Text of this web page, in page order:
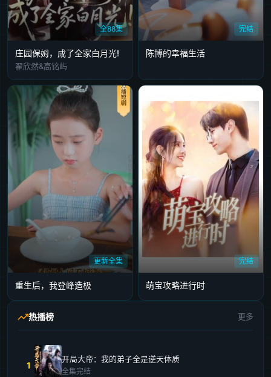
全88集
庄园保姆，成了全家白月光!
翟欣然&高铭屿
完结
陈博的幸福生活
更新全集
重生后，我登峰造极
完结
萌宝攻略进行时
热播榜 更多
1
开局大帝：我的弟子全是逆天体质
全集完结